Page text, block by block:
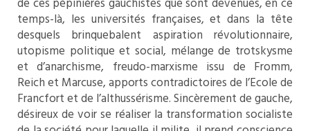
de ces pépinières gauchistes que sont devenues, en ce
temps-là, les universités françaises, et dans la tête
desquels brinquebalent aspiration révolutionnaire,
utopisme politique et social, mélange de trotskysme
et d’anarchisme, freudo-marxisme issu de Fromm,
Reich et Marcuse, apports contradictoires de l’Ecole de
Francfort et de l’althussérisme. Sincèrement de gauche,
désireux de voir se réaliser la transformation socialiste